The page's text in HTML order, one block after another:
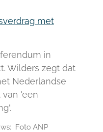
met
in
Wilders zegt dat
Nederlandse
van 'een
Foto ANP